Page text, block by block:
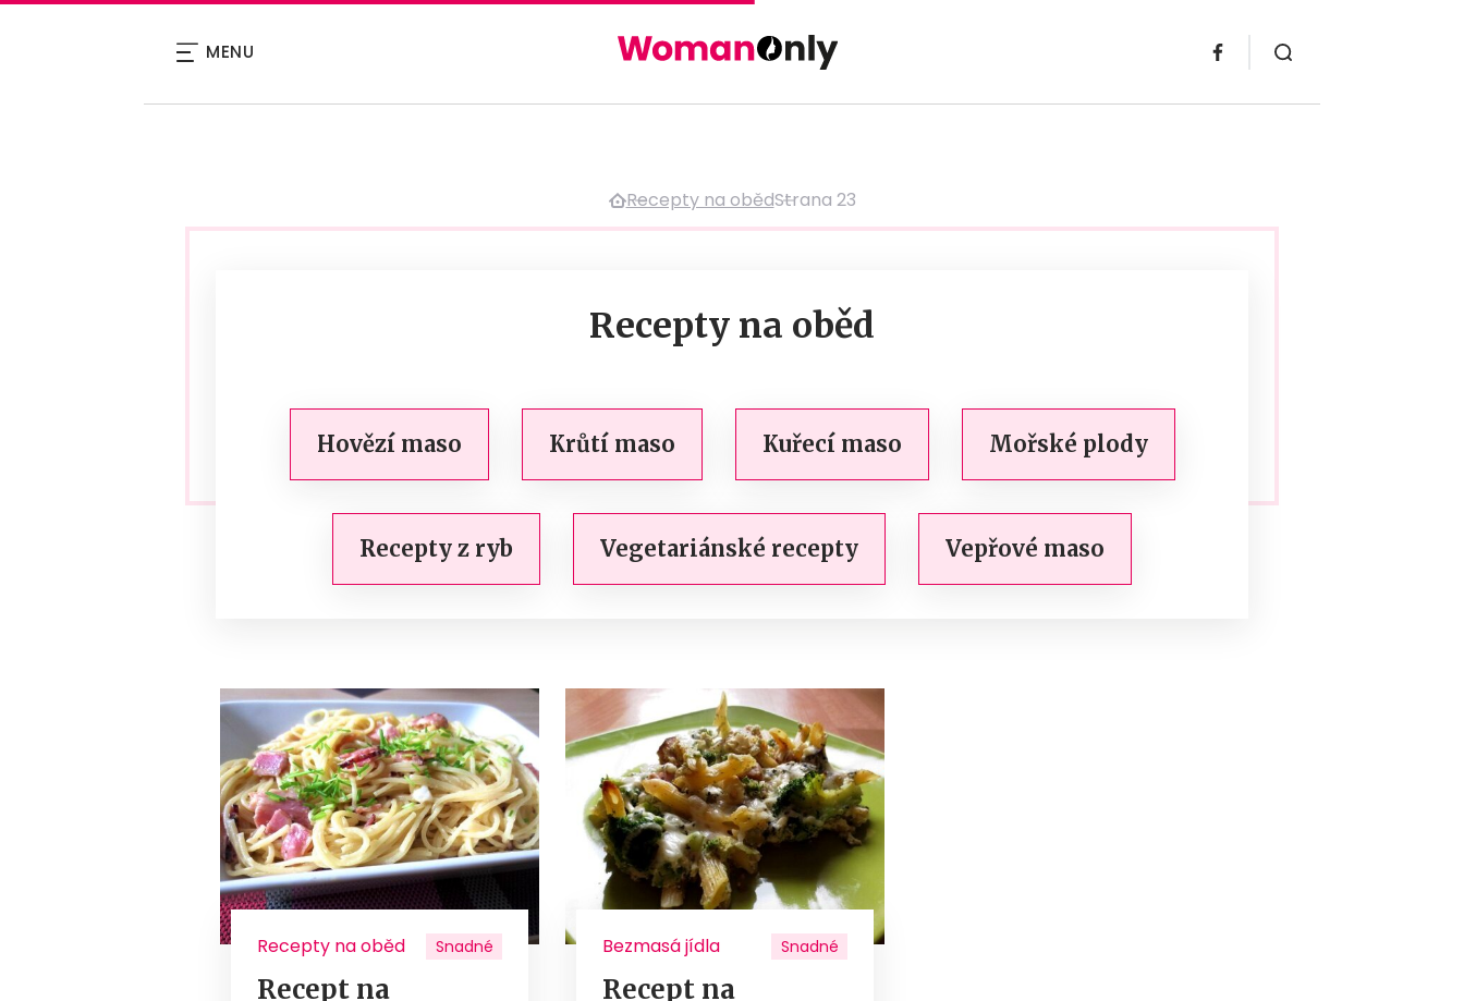
MENU
Recepty na obědStrana 23
Recepty na oběd
Hovězí maso Krůtí maso Kuřecí maso Mořské plody
Recepty z ryb Vegetariánské recepty Vepřové maso
Recepty na oběd Snadné
Recept na
Bezmasá jídla Snadné
Recept na